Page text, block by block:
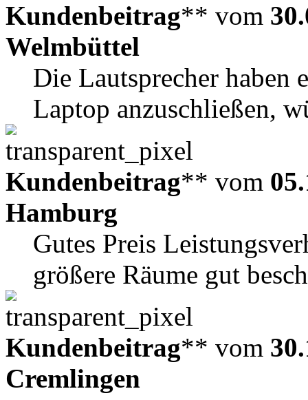
Kundenbeitrag** vom
Welmbüttel
Die Lautsprecher haben
Laptop anzuschließen,
Kundenbeitrag** vom
Hamburg
Gutes Preis
größere Räume gut
Kundenbeitrag** vom
Cremlingen